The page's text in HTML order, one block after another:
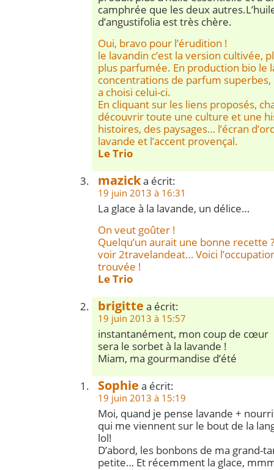
camphrée que les deux
d’angustifolia est très chère.
Oui, bravo pour l’érudition !
le lavandin c’est la version cultivée,
plus parfumée. En production bio le
concentrations de parfum superbes,
a choisi celui-ci.
En cliquant sur les liens proposés,
découvrir toute une culture et une
histoires, des paysages… l’écran
lavande et l’accent provençal.
Le Trio
mazicka écrit:
19 juin 2013 à 16:31
La glace à la lavande, un délice…
On veut goûter !
Quelqu’un aurait une bonne recette
voir 2travelandeat… Voici
trouvée !
Le Trio
brigitte a écrit:
19 juin 2013 à 15:57
instantanément, mon coup de cœur
sera le sorbet à la lavande !
Miam, ma gourmandise d’été
Sophie a écrit:
19 juin 2013 à 15:19
Moi, quand je pense lavande +
qui me viennent sur le bout de la
lol!
D’abord, les bonbons de ma grand-
petite… Et récemment la glace,